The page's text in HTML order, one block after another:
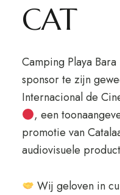
CAT
Camping Playa
sponsor te zijn
Internacional de
, een
promotie van
audiovisuele
Wij geloven in